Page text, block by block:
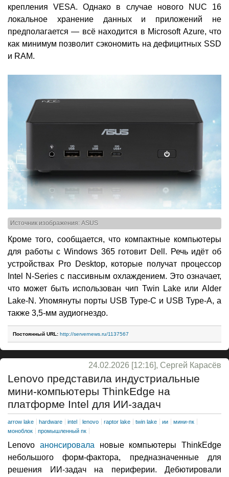
крепления VESA. Однако в случае нового NUC 16
локальное хранение данных и приложений не
предполагается — всё находится в Microsoft Azure, что
как минимум позволит сэкономить на дефицитных SSD
и RAM.
Источник изображения: ASUS
Кроме того, сообщается, что компактные компьютеры
для работы с Windows 365 готовит Dell. Речь идёт об
устройствах Pro Desktop, которые получат процессор
Intel N-Series с пассивным охлаждением. Это означает,
что может быть использован чип Twin Lake или Alder
Lake-N. Упомянуты порты USB Type-C и USB Type-A, а
также 3,5-мм аудиогнездо.
Постоянный URL: http://servernews.ru/1137567
24.02.2026 [12:16], Сергей Карасёв
Lenovo представила индустриальные
мини-компьютеры ThinkEdge на
платформе Intel для ИИ-задач
arrow lake hardware intel lenovo raptor lake twin lake ии
мини-пк
моноблок
промышленный пк
Lenovo анонсировалановые компьютеры ThinkEdge
небольшого форм-фактора, предназначенные для
решения ИИ-задач на периферии. Дебютировали